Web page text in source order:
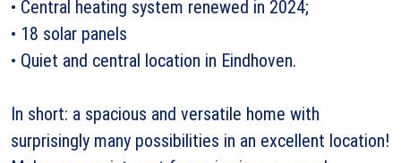
• Central heating system renewed in 2024;
• 18 solar panels
• Quiet and central location in Eindhoven.
In short: a spacious and versatile home with
surprisingly many possibilities in an excellent location!